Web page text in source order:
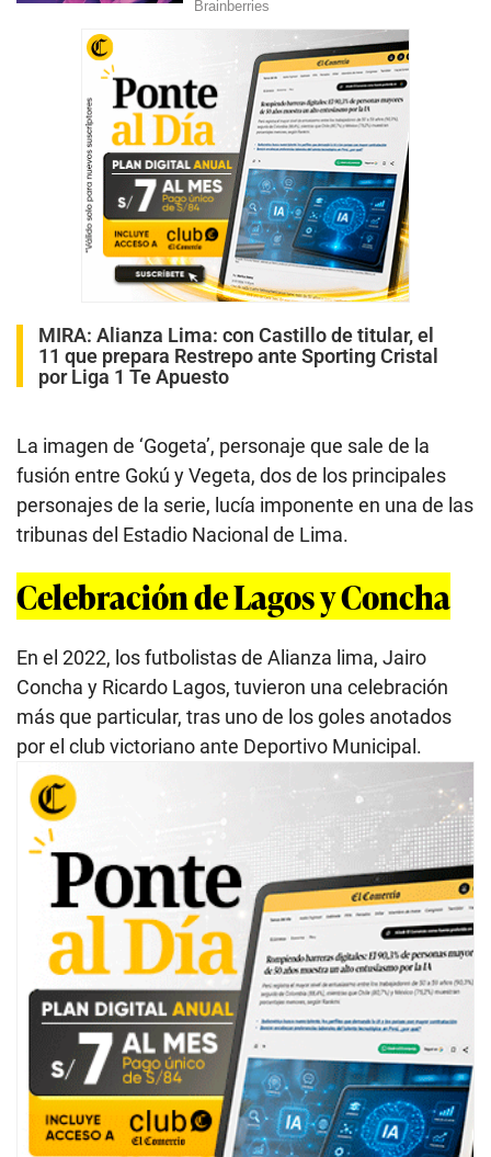
MIRA: Alianza Lima: con Castillo de titular, el
11 que prepara Restrepo ante Sporting Cristal
por Liga 1 Te Apuesto
La imagen de ‘Gogeta’, personaje que sale de la
fusión entre Gokú y Vegeta, dos de los principales
personajes de la serie, lucía imponente en una de las
tribunas del Estadio Nacional de Lima.
Celebración de Lagos y Concha
En el 2022, los futbolistas de Alianza lima, Jairo
Concha y Ricardo Lagos, tuvieron una celebración
más que particular, tras uno de los goles anotados
por el club victoriano ante Deportivo Municipal.